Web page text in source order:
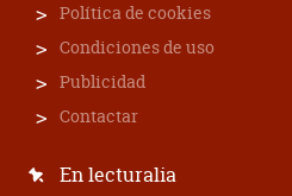
Política de cookies
Condiciones de uso
Publicidad
Contactar
En lecturalia